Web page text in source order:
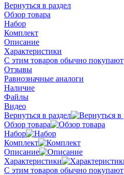
Вернуться в раздел
Обзор товара
Набор
Комплект
Описание
Характеристики
С этим товаров обычно покупают
Отзывы
Равнозначные аналоги
Наличие
Файлы
Видео
Вернуться в раздел
Обзор товара
Набор
Комплект
Описание
Характеристики
С этим товаров обычно покупают